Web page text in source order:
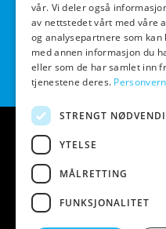
Butikken drives av
BeerGear.no -
Kopirett 2026 ©
vår. Vi deler også
av nettstedet vårt med våre
og analysepartnere som kan
med annen informasjon du
eller som de har samlet inn
tjenestene deres.
STRENGT
YTELSE
MÅLRETTING
FUNKSJONALITET